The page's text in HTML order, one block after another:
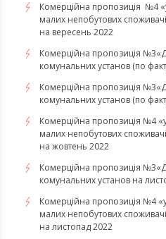
Комерційна пропозиція №4
малих непобутових
на вересень 2022
Комерційна пропозиція
комунальних установ (по
Комерційна пропозиція
комунальних установ (по
Комерційна пропозиція №4
малих непобутових
на жовтень 2022
Комерційна пропозиція
комунальних установ на
Комерційна пропозиція №4
малих непобутових
на листопад 2022